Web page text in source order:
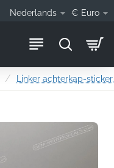
Nederlands € Euro
Linker achterkap-